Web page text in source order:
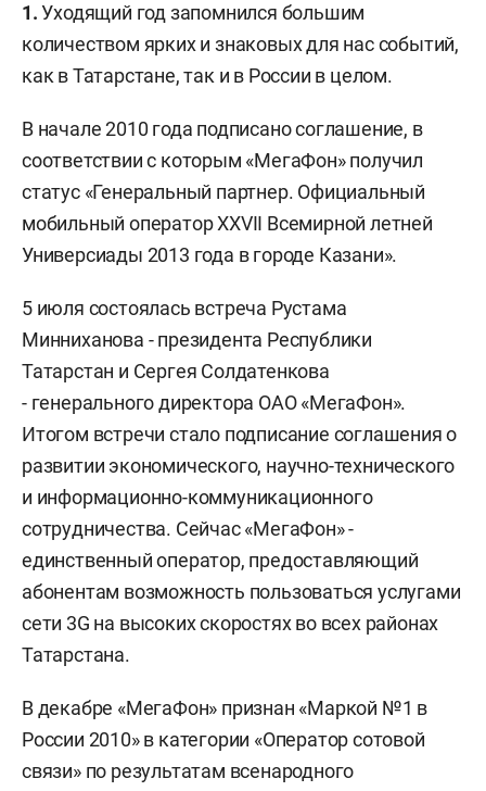
1.Уходящий год запомнился большим
количеством ярких и знаковых для нас событий,
как в Татарстане, так и в России в целом.
В начале 2010 года подписано соглашение, в
соответствии с которым «МегаФон» получил
статус «Генеральный партнер. Официальный
мобильный оператор XXVII Всемирной летней
Универсиады 2013 года в городе Казани».
5 июля состоялась встреча Рустама
Минниханова - президента Республики
Татарстан и Сергея Солдатенкова
- генерального директора ОАО «МегаФон».
Итогом встречи стало подписание соглашения о
развитии экономического, научно-технического
и информационно-коммуникационного
сотрудничества. Сейчас «МегаФон» -
единственный оператор, предоставляющий
абонентам возможность пользоваться услугами
сети 3G на высоких скоростях во всех районах
Татарстана.
В декабре «МегаФон» признан «Маркой №1 в
России 2010» в категории «Оператор сотовой
связи» по результатам всенародного